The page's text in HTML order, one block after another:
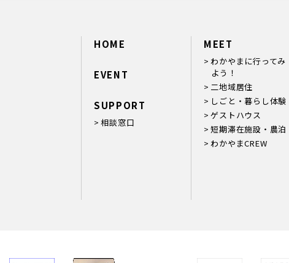
HOME
EVENT
SUPPORT
相談窓口
MEET
わかやまに行ってみ
よう！
二地域居住
しごと・暮らし体験
ゲストハウス
短期滞在施設・農泊
わかやまCREW